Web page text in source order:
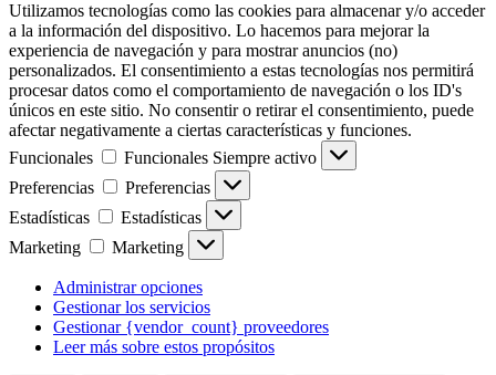
Utilizamos tecnologías como las cookies para almacenar y/o acceder
a la información del dispositivo. Lo hacemos para mejorar la
experiencia de navegación y para mostrar anuncios (no)
personalizados. El consentimiento a estas tecnologías nos permitirá
procesar datos como el comportamiento de navegación o los ID's
únicos en este sitio. No consentir o retirar el consentimiento, puede
afectar negativamente a ciertas características y funciones.
Funcionales
Funcionales Siempre activo
Preferencias
Preferencias
Estadísticas
Estadísticas
Marketing
Marketing
Administrar opciones
Gestionar los servicios
Gestionar {vendor_count} proveedores
Leer más sobre estos propósitos